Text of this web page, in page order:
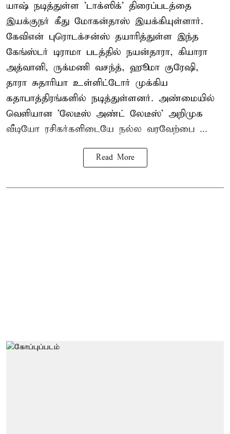
யாஷ் நடித்துள்ள 'டாக்ஸிக்' திரைப்படத்தை
இயக்குநர் கீது மோகன்தாஸ் இயக்கியுள்ளார்.
கேவிஎன் புரொடக்சன்ஸ் தயாரித்துள்ள இந்த
கேங்ஸ்டர் டிராமா படத்தில் நயன்தாரா, கியாரா
அத்வானி, ருக்மணி வசந்த், ஹூமா குரேஷி,
தாரா சுதாரியா உள்ளிட்டோர் முக்கிய
கதாபாத்திரங்களில் நடித்துள்ளனர். அண்மையில்
வெளியான 'லேடீஸ் அண்ட் லேடீஸ்' அறிமுக
வீடியோ ரசிகர்களிடையே நல்ல வரவேற்பை ...
Read More